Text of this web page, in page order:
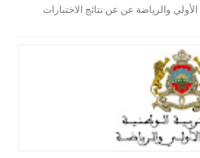
والرياضة عن عن نتائج الاختبارات